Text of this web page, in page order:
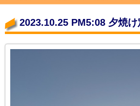
2023.10.25 PM5:08 夕焼